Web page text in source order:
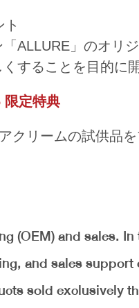
ALLURE」のオリ
することを目的に
限定特典
クリームの試供品を
(OEM) and sales.
and sales
sold exclusively